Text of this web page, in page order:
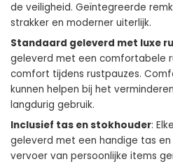
de veiligheid. Geïntegreerde
strakker en moderner uiterlijk.
Standaard geleverd met luxe
geleverd met een comfortabele
comfort tijdens rustpauzes.
kunnen helpen bij het
langdurig gebruik.
Inclusief tas en stokhouder:
geleverd met een handige tas
vervoer van persoonlijke items